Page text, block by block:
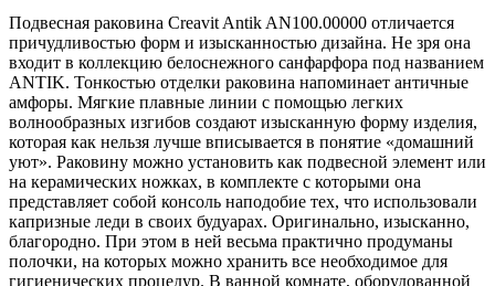
Подвесная раковина Creavit Antik AN100.00000 отличается
причудливостью форм и изысканностью дизайна. Не зря она
входит в коллекцию белоснежного санфарфора под названием
ANTIK. Тонкостью отделки раковина напоминает античные
амфоры. Мягкие плавные линии с помощью легких
волнообразных изгибов создают изысканную форму изделия,
которая как нельзя лучше вписывается в понятие «домашний
уют». Раковину можно установить как подвесной элемент или
на керамических ножках, в комплекте с которыми она
представляет собой консоль наподобие тех, что использовали
капризные леди в своих будуарах. Оригинально, изысканно,
благородно. При этом в ней весьма практично продуманы
полочки, на которых можно хранить все необходимое для
гигиенических процедур. В ванной комнате, оборудованной